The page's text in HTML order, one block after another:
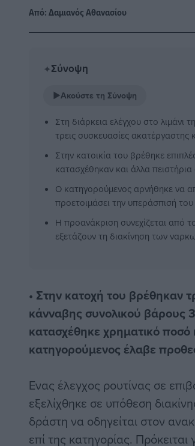
Από:Δαμιανός Αθανασίου
✦Σύνοψη
▶Ακούστε τη Σύνοψη
Στη διάρκεια ελέγχου στο
τρεις συσκευασίες
Στην κατοικία του βρέθηκε
κατασχέθηκαν και άλλα
Ο κατηγορούμενος αρνήθηκε να
προετοιμάσει την υπεράσπισή
Η προανάκριση συνεχίζεται από
εξετάζουν τη διακίνηση των
• Στην κατοχή του βρέθηκαν
κάνναβης συνολικού βάρους
κατασχέθηκε χρηματικό
κατηγορούμενος έλαβε
Ενας έλεγχος ρουτίνας σε
εξελίχθηκε σε υπόθεση
δράστη να οδηγείται στον
επί της κατηγορίας.